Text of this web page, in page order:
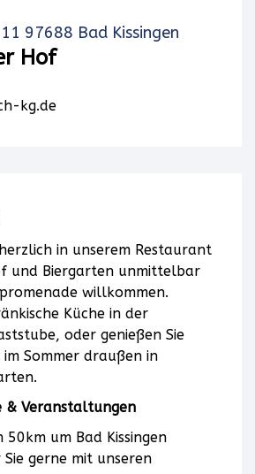
97688 Bad Kissingen
Hof
kg.de
in unserem Restaurant
und Biergarten unmittelbar
willkommen.
Küche in der
oder genießen Sie
Sommer draußen in
& Veranstaltungen
50km um Bad Kissingen
gerne mit unseren